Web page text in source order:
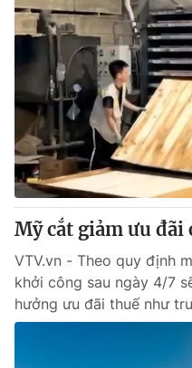
thuận bằng văn bản. Ghi rõ
thông tin từ website này.
Mỹ cắt giảm ưu
VTV.vn - Theo quy định
khởi công sau ngày 4/7
hưởng ưu đãi thuế như